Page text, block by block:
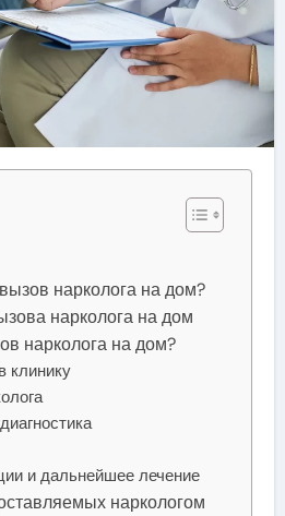
нарколога на дом?
нарколога на дом
нарколога на дом?
клинику
и дальнейшее лечение
наркологом